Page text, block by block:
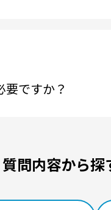
ですか？
質問内容から探